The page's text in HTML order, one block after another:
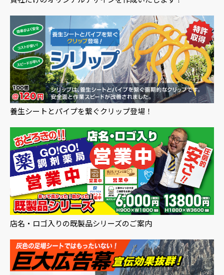
養生シートとパイプを繋ぐクリップ登場！
店名・ロゴ入りの既製品シリーズのご案内